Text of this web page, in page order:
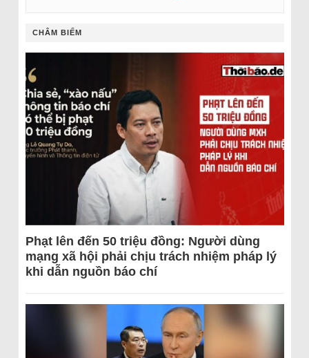
CHÂM BIẾM
Phạt lên đến 50 triệu đồng: Người dùng
mạng xã hội phải chịu trách nhiệm pháp lý
khi dẫn nguồn báo chí